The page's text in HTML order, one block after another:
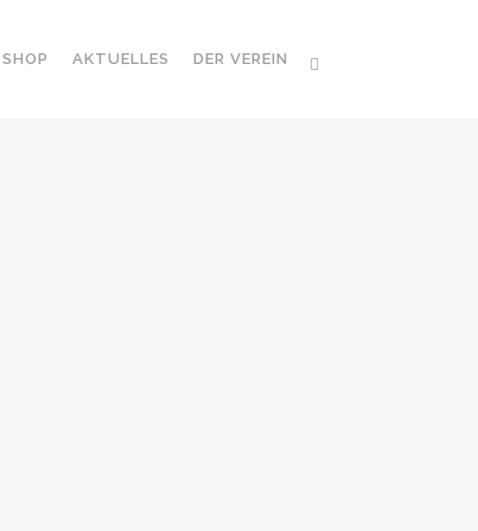
SHOP AKTUELLES DER VEREIN